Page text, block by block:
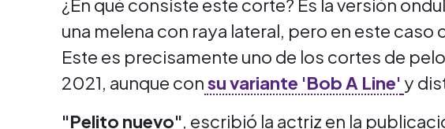
¿En qué consiste este corte? Es la versión
una melena con raya lateral, pero en este caso
Este es precisamente uno de los cortes de
2021, aunque consu variante 'Bob A Line' y
"Pelito nuevo", escribió la actriz en la